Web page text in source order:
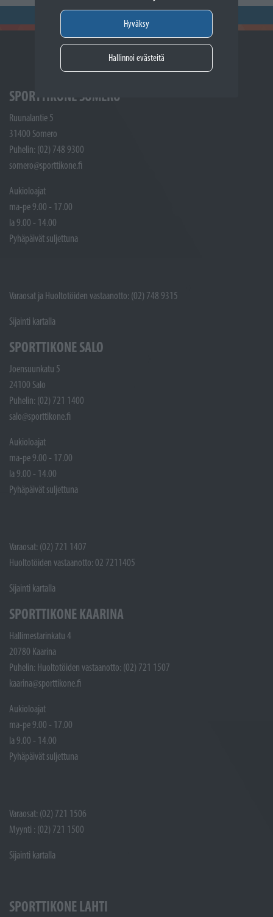
Hyväksy
Hallinnoi evästeitä
SPORTTIKONE SOMERO
Ruunalantie 5
31400 Somero
Puhelin: (02) 748 9300
somero@sporttikone.fi
Aukioloajat
ma-pe 9.00 - 17.00
la 9.00 - 14.00
Pyhäpäivät suljettuna
Varaosat ja Huoltotöiden vastaanotto: (02) 748 9315
Sijainti kartalla
SPORTTIKONE SALO
Joensuunkatu 5
24100 Salo
Puhelin: (02) 721 1400
salo@sporttikone.fi
Aukioloajat
ma-pe 9.00 - 17.00
la 9.00 - 14.00
Pyhäpäivät suljettuna
Varaosat: (02) 721 1407
Huoltotöiden vastaanotto: 02 7211405
Sijainti kartalla
SPORTTIKONE KAARINA
Hallimestarinkatu 4
20780 Kaarina
Puhelin: Huoltotöiden vastaanotto: (02) 721 1507
kaarina@sporttikone.fi
Aukioloajat
ma-pe 9.00 - 17.00
la 9.00 - 14.00
Pyhäpäivät suljettuna
Varaosat: (02) 721 1506
Myynti : (02) 721 1500
Sijainti kartalla
SPORTTIKONE LAHTI